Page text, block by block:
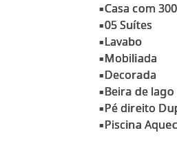
▪Casa com
▪05 Suítes
▪Lavabo
▪Mobiliada
▪Decorada
▪Beira de lago
▪Pé direito